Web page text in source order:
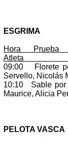
ESGRIMA
09:00 Florete
Servello, Nicolás
10:10 Sable
Maurice, Alicia
PELOTA VASCA